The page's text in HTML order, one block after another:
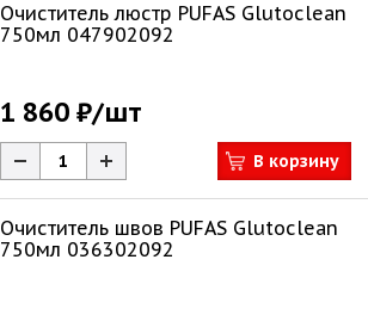
Очиститель люстр PUFAS Glutoclean
750мл 047902092
1 860 ₽/шт
В корзину
Очиститель швов PUFAS Glutoclean
750мл 036302092